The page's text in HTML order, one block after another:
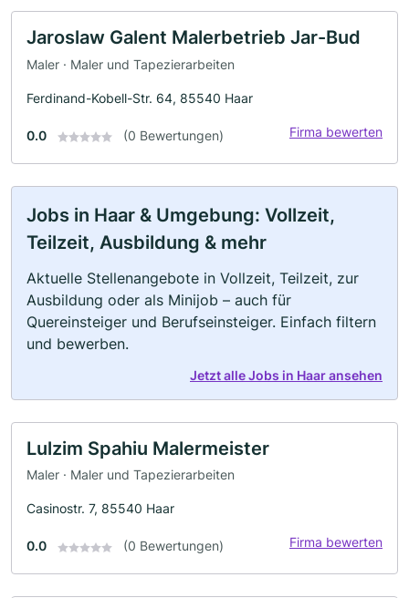
Jaroslaw Galent Malerbetrieb Jar-Bud
Maler · Maler und Tapezierarbeiten
Ferdinand-Kobell-Str. 64, 85540 Haar
0.0 (0 Bewertungen) Firma bewerten
Jobs in Haar & Umgebung: Vollzeit,
Teilzeit, Ausbildung & mehr
Aktuelle Stellenangebote in Vollzeit, Teilzeit, zur
Ausbildung oder als Minijob – auch für
Quereinsteiger und Berufseinsteiger. Einfach filtern
und bewerben.
Jetzt alle Jobs in Haar ansehen
Lulzim Spahiu Malermeister
Maler · Maler und Tapezierarbeiten
Casinostr. 7, 85540 Haar
0.0 (0 Bewertungen) Firma bewerten